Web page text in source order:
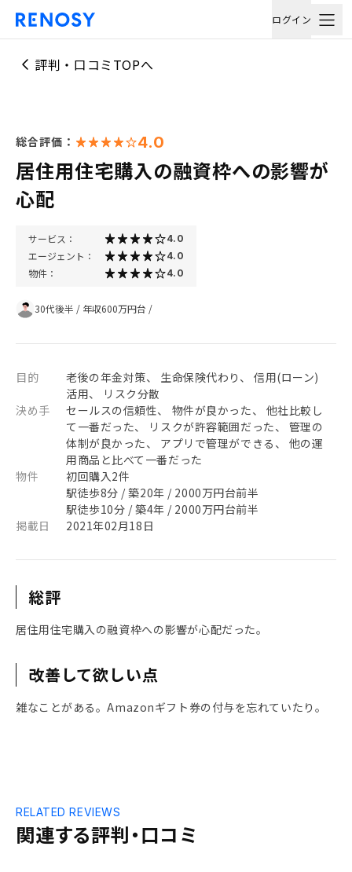
ログイン
評判・口コミTOPへ
総合評価： 4.0
居住用住宅購入の融資枠への影響が
心配
サービス： 4.0
エージェント： 4.0
物件： 4.0
30代後半 / 年収600万円台 /
目的
老後の年金対策、 生命保険代わり、 信用(ローン)
活用、 リスク分散
決め手
セールスの信頼性、 物件が良かった、 他社比較し
て一番だった、 リスクが許容範囲だった、 管理の
体制が良かった、 アプリで管理ができる、 他の運
用商品と比べて一番だった
物件
初回購入2件
駅徒歩8分 / 築20年 / 2000万円台前半
駅徒歩10分 / 築4年 / 2000万円台前半
掲載日
2021年02月18日
総評
居住用住宅購入の融資枠への影響が心配だった。
改善して欲しい点
雑なことがある。Amazonギフト券の付与を忘れていたり。
関連する評判・口コミ
RELATED REVIEWS